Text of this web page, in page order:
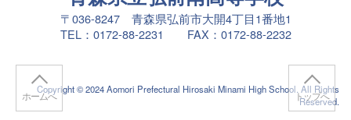
〒036-8247 青森県弘前市大開4丁目1番地1
TEL：0172-88-2231 FAX：0172-88-2232
Copyright © 2024 Aomori Prefectural Hirosaki Minami High School. All Rights
Reserved.
ホームへ トップへ